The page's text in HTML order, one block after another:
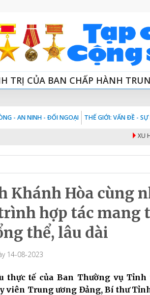
TRỊ CỦA BAN CHẤP HÀNH
- AN NINH - ĐỐI NGOẠI THẾ GIỚI: VẤN ĐỀ - SỰ
XU
Khánh Hòa cùng
hợp tác mang
thể, lâu dài
14-08-2023
thực tế của Ban Thường vụ
viên Trung ương Đảng, Bí thư